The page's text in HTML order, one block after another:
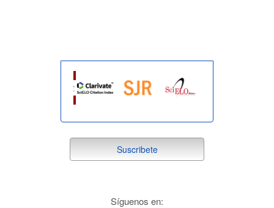
suscribete
Suscribete
Síguenos en: